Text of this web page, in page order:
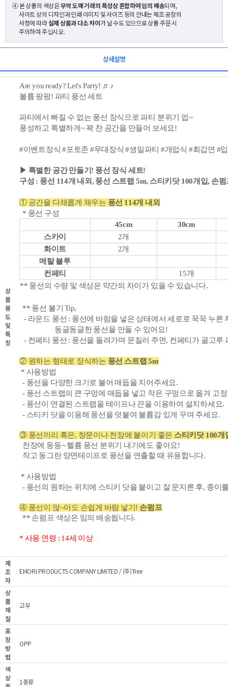
④ 본 상품의 색상은무역 도매 거래의 특성상 혼합하여 임의 배송되며,
사이트 상의 디자인과 인쇄 이미지 및 사이즈 등의 안내는 제조 공장의
사정에 따라실제 상품과 다소 차이가 날 수도 있으므로 상품 주문 시
주의하여 주십시오.
상세설명
상
품
용
도
및
특
징
Are you ready? Let's Party! ♬♪
볼륨 팡팡! 파티 풍선 세트
파티에서 빠질 수 없는 풍선 장식으로 파티 분위기 업~
풍성하고 특별하게~ 꽉 찬 공간을 만들어 보세요!
#이벤트장식 #포토존 #무대장식 #생일파티 #개업식 #회갑연 #
▶ 특별한 공간 만들기! 풍선 장식 세트!
구성 : 풍선 114개 내외, 풍선 스트랩 5m, 스티키닷 100개입, 손펌
① 공간을 다채롭게 채우는 풍선 114개 내외
* 풍선 구성
45cm
30cm
스카이
2개
화이트
2개
메탈 블루
컨페티
15개
** 풍선의 수량 및 색상은 약간의 차이가 있을 수 있습니다.
** 풍선 불기 Tip,
- 라운드 풍선 : 풍선에 바람을 넣은 상태에서 세로로 꾹꾹 누른
동글동글한 풍선을 만들 수 있어요!
- 컨페티 풍선 : 풍선을 돌려가며 문질러 주면, 컨페티가 골고루
② 원하는 형태로 장식하는 풍선 스트랩 5m
* 사용방법
- 풍선을 다양한 크기로 불어 매듭을 지어주세요.
- 풍선 스트랩의 큰 구멍에 매듭을 넣고 작은 구멍으로 옮겨 고
- 풍선이 연결된 스트랩을 테이프나 끈을 이용하여 설치하세요.
- 스티키 닷을 이용해 풍선을 덧붙여 볼륨감 있게 꾸며 주세요.
③ 풍선끼리 혹은, 창문이나 천장에 붙이기 좋은 스티키닷 100개
천장에 둥둥~ 헬륨 풍선 분위기 내기에도 좋아요!
작고 동그란 양면테이프로 풍선을 연출할 때 유용합니다.
* 사용방법
- 풍선의 원하는 위치에 스티키 닷을 붙이고 잘 문지른 후, 종이
④ 풍선이 많~아도 손쉽게 바람 넣기! 손펌프
** 손펌프 색상은 임의 배송됩니다.
* 사용 연령 : 14세 이상
제
조
자
EMORI PRODUCTS COMPANY LIMITED / (주)Tree
상
품
재
질
고무
포
장
방
법
OPP
색
상
1종류